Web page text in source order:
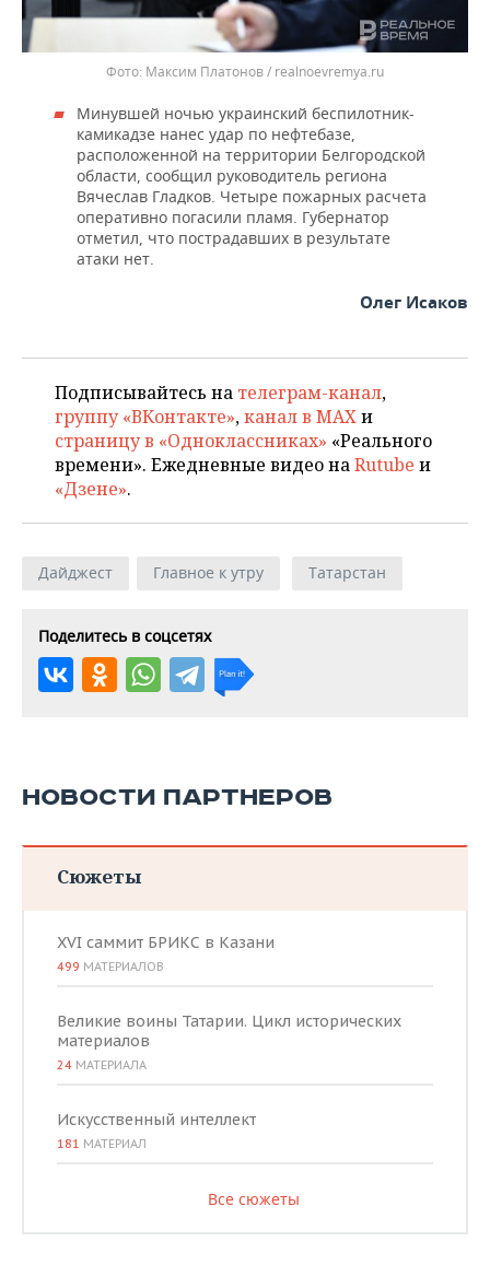
Максим Платонов / realnoevremya.ru
Минувшей ночью украинский беспилотник-
камикадзе нанес удар по нефтебазе,
расположенной на территории Белгородской
области, сообщил руководитель региона
Вячеслав Гладков. Четыре пожарных расчета
оперативно погасили пламя. Губернатор
отметил, что пострадавших в результате
атаки нет.
Олег Исаков
Подписывайтесь на телеграм-канал,
группу «ВКонтакте»,канал в MAXи
страницу в «Одноклассниках» «Реального
времени». Ежедневные видео наRutube и
«Дзене».
Дайджест Главное к утру Татарстан
Поделитесь в соцсетях
НОВОСТИ ПАРТНЕРОВ
Сюжеты
XVI саммит БРИКС в Казани
499 МАТЕРИАЛОВ
Великие воины Татарии. Цикл исторических
материалов
24 МАТЕРИАЛА
Искусственный интеллект
181 МАТЕРИАЛ
Все сюжеты